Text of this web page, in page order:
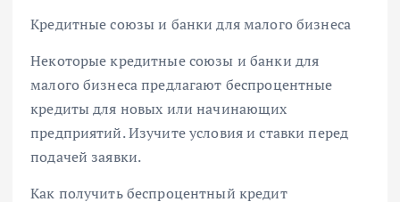
Кредитные союзы и банки для малого бизнеса
Некоторые кредитные союзы и банки для
малого бизнеса предлагают беспроцентные
кредиты для новых или начинающих
предприятий. Изучите условия и ставки перед
подачей заявки.
Как получить беспроцентный кредит